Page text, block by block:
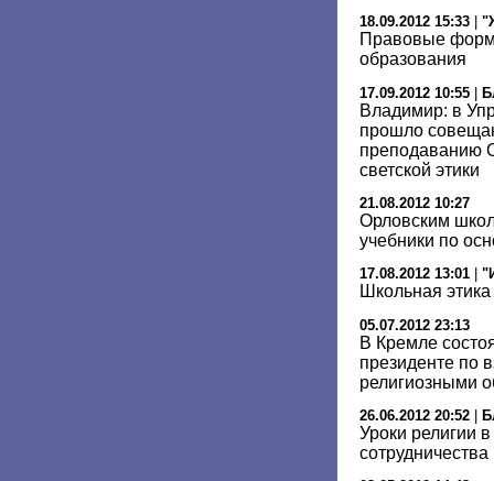
18.09.2012 15:33
Правовые
образования
17.09.2012 10:55 |
Владимир: в
прошло
преподаванию
светской этики
21.08.2012 10:27
Орловским
учебники по
17.08.2012 13:01
Школьная
05.07.2012 23:13
В Кремле
президенте по
религиозными
26.06.2012 20:52
Уроки религии